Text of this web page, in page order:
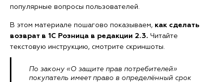
популярные вопросы пользователей.
В этом материале пошагово показываем, как сделать
возврат в 1С Розница в редакции 2.3. Читайте
текстовую инструкцию, смотрите скриншоты.
По закону «О защите прав потребителей»
покупатель имеет право в определённый срок